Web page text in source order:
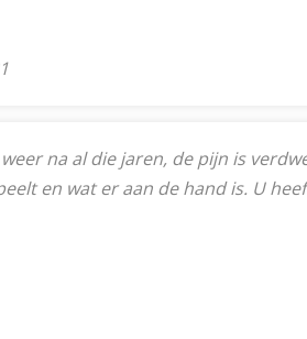
na al die jaren, de pijn is
en wat er aan de hand is. U